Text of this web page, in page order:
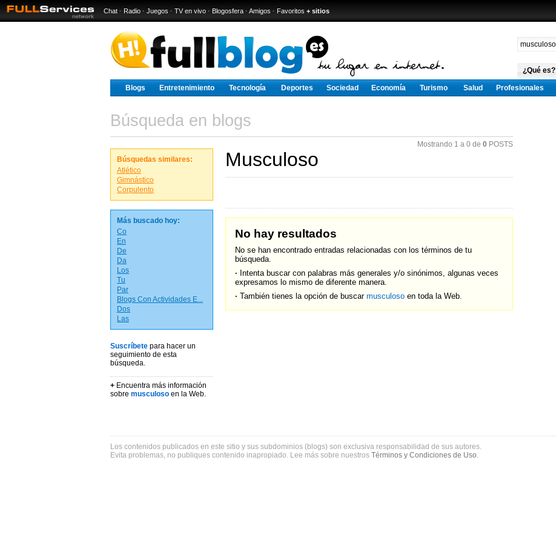
Chat · Radio · Juegos · TV en vivo · Blogosfera · Amigos · Favoritos + sitios
¿Qué es?
Blogs Entretenimiento Tecnología Deportes Sociedad Economía Turismo Salud Profesionales
Búsqueda en blogs
Mostrando 1 a 0 de 0 POSTS
Búsquedas similares:
Atlético
Gimnástico
Corpulento
Más buscado hoy:
Co
En
De
Da
Los
Tu
Par
Blogs Con Actividades E...
Dos
Las
Suscríbete para hacer un
seguimiento de esta
búsqueda.
+ Encuentra más información
sobre musculoso en la Web.
Musculoso
No hay resultados
No se han encontrado entradas relacionadas con los términos de tu
búsqueda.
· Intenta buscar con palabras más generales y/o sinónimos, algunas veces
expresamos lo mismo de diferente manera.
· También tienes la opción de buscar musculoso en toda la Web.
Los contenidos publicados en este sitio y sus subdominios (blogs) son exclusiva responsabilidad de sus autores.
Evita problemas, no publiques contenido inapropiado. Lee más sobre nuestros Términos y Condiciones de Uso.